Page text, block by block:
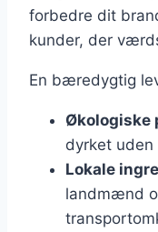
forbedre dit
kunder, der
En bæredygtig
Økologiske
dyrket uden
Lokale
landmænd